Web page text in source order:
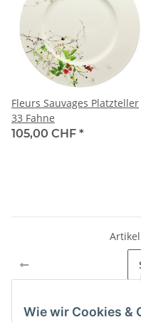
Fleurs Sauvages Platzteller
33 Fahne
105,00 CHF *
Wie wir Cookies &